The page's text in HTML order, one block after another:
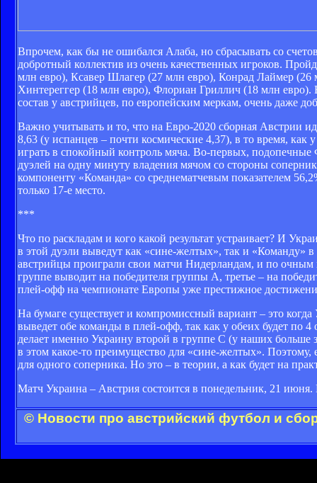
Впрочем, как бы не ошибался Алаба, но сбрасывать со
добротный коллектив из очень качественных игроков.
млн евро), Ксавер Шлагер (27 млн евро), Конрад Лаймер
Хинтереггер (18 млн евро), Флориан Гриллич (18 млн евро).
состав у австрийцев, по европейским меркам, очень даже
Важно учитывать и то, что на Евро-2020 сборная Австрии
8,63 (у испанцев – почти космические 4,37), в то время,
играть в спокойный контроль мяча. Во-первых,
дуэлей на одну минуту владения мячом со стороны
компоненту «Команда» со среднематчевым показателем
только 17-е место.
***
Что по раскладам и кого какой результат устраивает? И
в этой дуэли выведут как «сине-желтых», так и «Команду»
австрийцы проиграли свои матчи Нидерландам, и по очным
группе выводит на победителя группы А, третье – на
плей-офф на чемпионате Европы уже престижное
На бумаге существует и компромиссный вариант – это
выведет обе команды в плей-офф, так как у обеих будет по 4
делает именно Украину второй в группе С (у наших больше
в этом какое-то преимущество для «сине-желтых». Поэтому,
для одного соперника. Но это – в теории, а как будет на
Матч Украина – Австрия состоится в понедельник, 21 июня.
© Новости про австрийский футбол и